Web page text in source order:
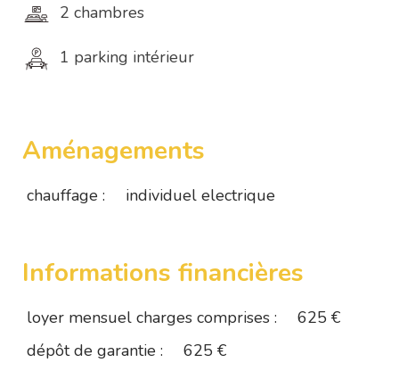
2 chambres
1 parking intérieur
Aménagements
chauffage : individuel electrique
Informations financières
loyer mensuel charges comprises :
625 €
dépôt de garantie :
625 €